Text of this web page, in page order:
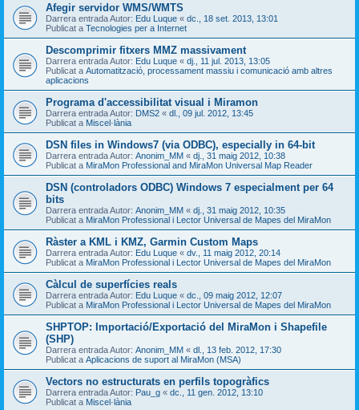
Afegir servidor WMS/WMTS
Darrera entrada Autor: Edu Luque « dc., 18 set. 2013, 13:01
Publicat a Tecnologies per a Internet
Descomprimir fitxers MMZ massivament
Darrera entrada Autor: Edu Luque « dj., 11 jul. 2013, 13:05
Publicat a Automatització, processament massiu i comunicació amb altres
aplicacions
Programa d'accessibilitat visual i Miramon
Darrera entrada Autor: DMS2 « dl., 09 jul. 2012, 13:45
Publicat a Miscel·lània
DSN files in Windows7 (via ODBC), especially in 64-bit
Darrera entrada Autor: Anonim_MM « dj., 31 maig 2012, 10:38
Publicat a MiraMon Professional and MiraMon Universal Map Reader
DSN (controladors ODBC) Windows 7 especialment per 64
bits
Darrera entrada Autor: Anonim_MM « dj., 31 maig 2012, 10:35
Publicat a MiraMon Professional i Lector Universal de Mapes del MiraMon
Ràster a KML i KMZ, Garmin Custom Maps
Darrera entrada Autor: Edu Luque « dv., 11 maig 2012, 20:14
Publicat a MiraMon Professional i Lector Universal de Mapes del MiraMon
Càlcul de superfícies reals
Darrera entrada Autor: Edu Luque « dc., 09 maig 2012, 12:07
Publicat a MiraMon Professional i Lector Universal de Mapes del MiraMon
SHPTOP: Importació/Exportació del MiraMon i Shapefile
(SHP)
Darrera entrada Autor: Anonim_MM « dl., 13 feb. 2012, 17:30
Publicat a Aplicacions de suport al MiraMon (MSA)
Vectors no estructurats en perfils topogràfics
Darrera entrada Autor: Pau_g « dc., 11 gen. 2012, 13:10
Publicat a Miscel·lània